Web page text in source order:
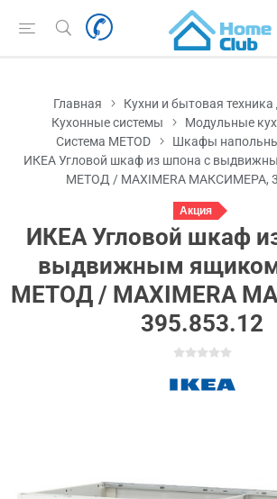
Главная
Кухни и бытовая техника
Кухонные системы
Модульные
Система METOD
Шкафы
ИКЕА Угловой шкаф из шпона с
МЕТОД / MAXIMERA МАКСИМЕРА,
Акция
ИКЕА Угловой шкаф
выдвижным ящиком
МЕТОД / MAXIMERA
395.853.12